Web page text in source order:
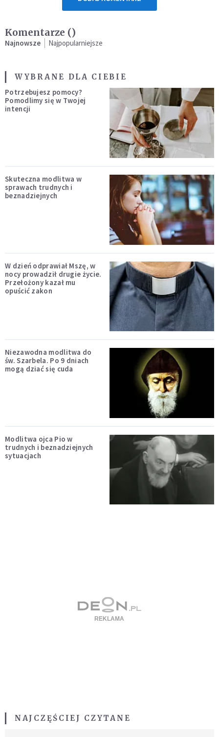
Komentarze ()
Najnowsze Najpopularniejsze
WYBRANE DLA CIEBIE
Potrzebujesz pomocy?
Pomodlimy się w Twojej
intencji
Skuteczna modlitwa w
sprawach trudnych i
beznadziejnych
W dzień odprawiał Mszę, w
nocy prowadził drugie życie.
Przełożony kazał mu
opuścić zakon
Niezawodna modlitwa do
św. Szarbela. Po 9 dniach
mogą dziać się cuda
Modlitwa ojca Pio w
trudnych i beznadziejnych
sytuacjach
NAJCZĘŚCIEJ CZYTANE